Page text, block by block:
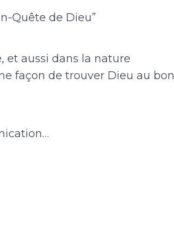
Quête de Dieu”
et aussi dans la nature
façon de trouver Dieu au bon